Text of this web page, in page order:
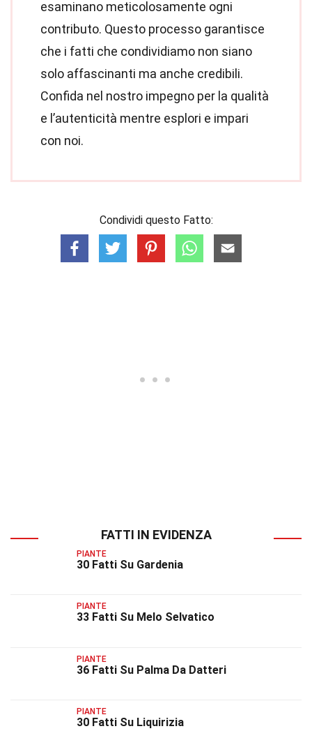
esaminano meticolosamente ogni
contributo. Questo processo garantisce
che i fatti che condividiamo non siano
solo affascinanti ma anche credibili.
Confida nel nostro impegno per la qualità
e l’autenticità mentre esplori e impari
con noi.
Condividi questo Fatto:
FATTI IN EVIDENZA
PIANTE
30 Fatti Su Gardenia
PIANTE
33 Fatti Su Melo Selvatico
PIANTE
36 Fatti Su Palma Da Datteri
PIANTE
30 Fatti Su Liquirizia